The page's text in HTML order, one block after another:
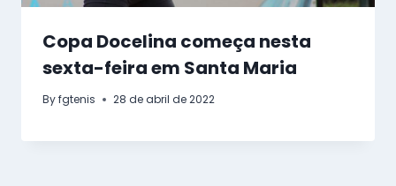
Copa Docelina começa nesta
sexta-feira em Santa Maria
Byfgtenis 28 de abril de 2022